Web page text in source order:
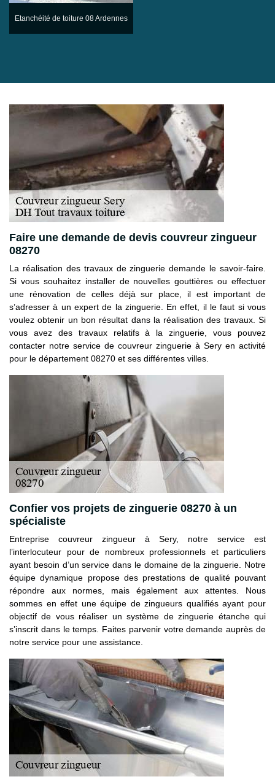
Etanchéité de toiture 08 Ardennes
Faire une demande de devis couvreur zingueur
08270
La réalisation des travaux de zinguerie demande le savoir-faire.
Si vous souhaitez installer de nouvelles gouttières ou effectuer
une rénovation de celles déjà sur place, il est important de
s’adresser à un expert de la zinguerie. En effet, il le faut si vous
voulez obtenir un bon résultat dans la réalisation des travaux. Si
vous avez des travaux relatifs à la zinguerie, vous pouvez
contacter notre service de couvreur zinguerie à Sery en activité
pour le département 08270 et ses différentes villes.
Confier vos projets de zinguerie 08270 à un
spécialiste
Entreprise couvreur zingueur à Sery, notre service est
l’interlocuteur pour de nombreux professionnels et particuliers
ayant besoin d’un service dans le domaine de la zinguerie. Notre
équipe dynamique propose des prestations de qualité pouvant
répondre aux normes, mais également aux attentes. Nous
sommes en effet une équipe de zingueurs qualifiés ayant pour
objectif de vous réaliser un système de zinguerie étanche qui
s’inscrit dans le temps. Faites parvenir votre demande auprès de
notre service pour une assistance.